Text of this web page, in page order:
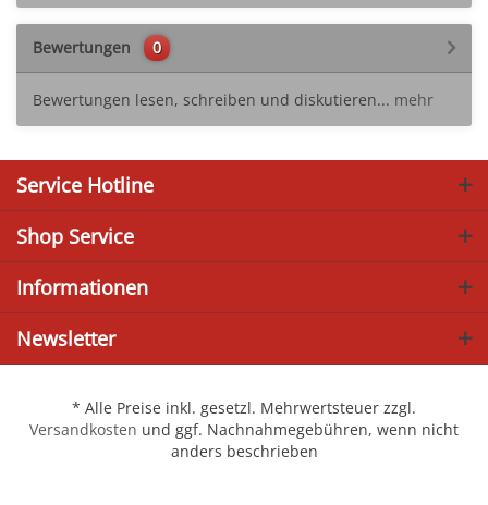
Bewertungen 0
Bewertungen lesen, schreiben und diskutieren... mehr
Service Hotline
Shop Service
Informationen
Newsletter
* Alle Preise inkl. gesetzl. Mehrwertsteuer zzgl.
Versandkosten und ggf. Nachnahmegebühren, wenn nicht
anders beschrieben